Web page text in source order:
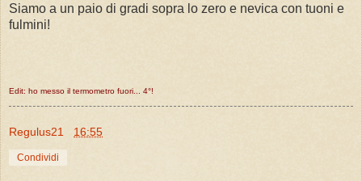
Siamo a un paio di gradi sopra lo zero e nevica con tuoni e
fulmini!
Edit: ho messo il termometro fuori... 4°!
Regulus21 16:55
Condividi